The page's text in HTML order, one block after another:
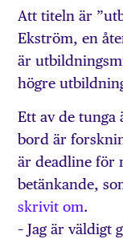
Att titeln är
Ekström, en
är
högre
Ett av de tunga
bord är
är deadline för
betänkande,
skrivit om.
– Jag är väldigt